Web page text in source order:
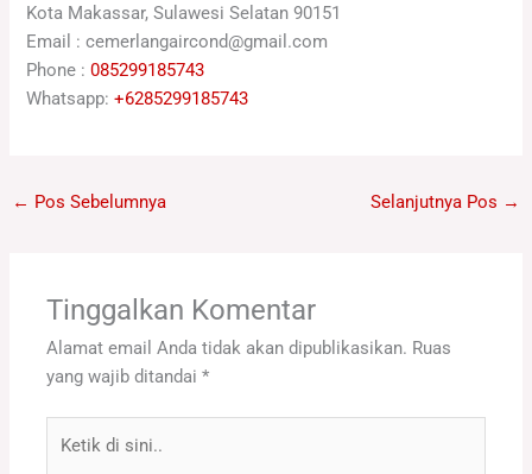
Kota Makassar, Sulawesi Selatan 90151
Email : cemerlangaircond@gmail.com
Phone :085299185743
Whatsapp:+6285299185743
← Pos Sebelumnya Selanjutnya Pos →
Tinggalkan Komentar
Alamat email Anda tidak akan dipublikasikan. Ruas
yang wajib ditandai*